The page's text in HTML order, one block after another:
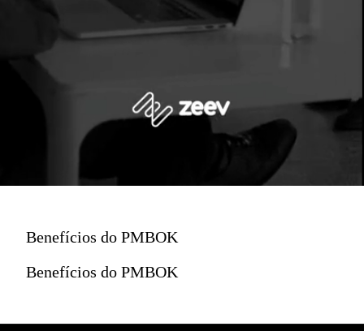
Benefícios do PMBOK
Benefícios do PMBOK